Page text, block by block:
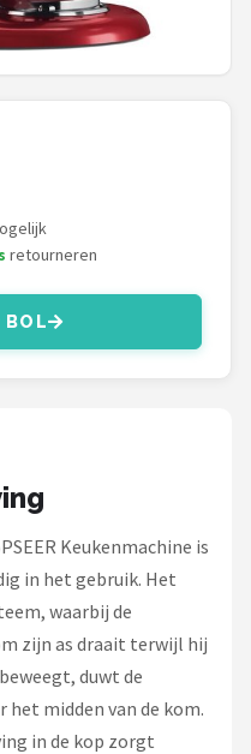
retourneren
BOL
Keukenmachine is
in het gebruik. Het
waarbij de
zijn as draait terwijl hij
duwt de
midden van de kom.
in de kop zorgt